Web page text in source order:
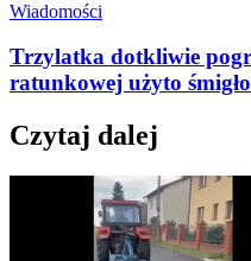
Wiadomości
Trzylatka dotkliwie
ratunkowej użyto
Czytaj dalej